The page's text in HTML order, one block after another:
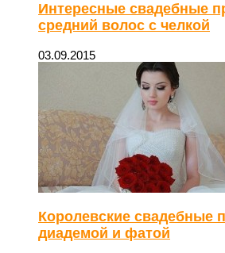
Интересные свадебные
средний волос с челкой
03.09.2015
Королевские свадебные
диадемой и фатой